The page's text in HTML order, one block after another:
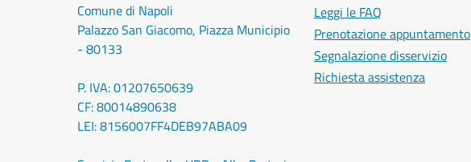
Comune di Napoli
Palazzo San Giacomo, Piazza Municipio
- 80133
P. IVA: 01207650639
CF: 80014890638
LEI: 8156007FF4DEB97ABA09
Leggi le FAQ
Prenotazione appuntamento
Segnalazione disservizio
Richiesta assistenza